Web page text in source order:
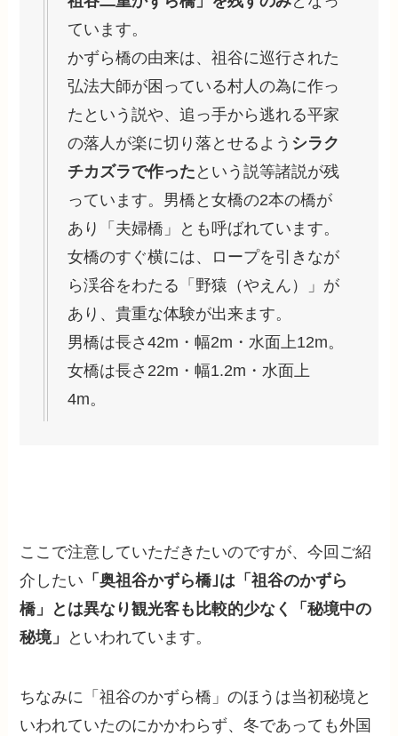
ています。
かずら橋の由来は、祖谷に巡行された
弘法大師が困っている村人の為に作っ
たという説や、追っ手から逃れる平家
の落人が楽に切り落とせるよう シラク
チカズラで作った という説等諸説が残
っています。男橋と女橋の2本の橋が
あり「夫婦橋」とも呼ばれています。
女橋のすぐ横には、ロープを引きなが
ら渓谷をわたる「野猿（やえん）」が
あり、貴重な体験が出来ます。
男橋は長さ42m・幅2m・水面上12m。
女橋は長さ22m・幅1.2m・水面上
4m。
ここで注意していただきたいのですが、今回ご紹
介したい 「奥祖谷かずら橋｣は「祖谷のかずら
橋」とは異なり観光客も比較的少なく「秘境中の
秘境」
といわれています。
ちなみに「祖谷のかずら橋」のほうは当初秘境と
いわれていたのにかかわらず、冬であっても外国